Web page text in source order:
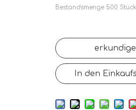
Bestandsmenge 500 Stück
In den